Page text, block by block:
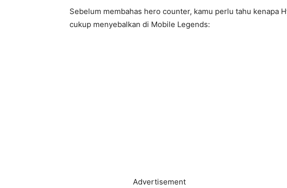
Sebelum membahas hero counter, kamu perlu tahu kenapa
cukup menyebalkan di Mobile Legends:
Advertisement